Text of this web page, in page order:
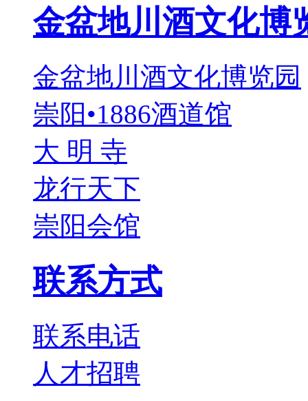
金盆地川酒文化博
金盆地川酒文化博览园
崇阳•1886酒道馆
大 明 寺
龙行天下
崇阳会馆
联系方式
联系电话
人才招聘